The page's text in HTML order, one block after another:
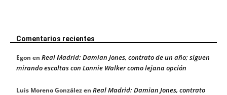
Comentarios recientes
Egon en Real Madrid: Damian Jones, contrato de un año; siguen
mirando escoltas con Lonnie Walker como lejana opción
Luis Moreno Gonzálezen Real Madrid: Damian Jones, contrato